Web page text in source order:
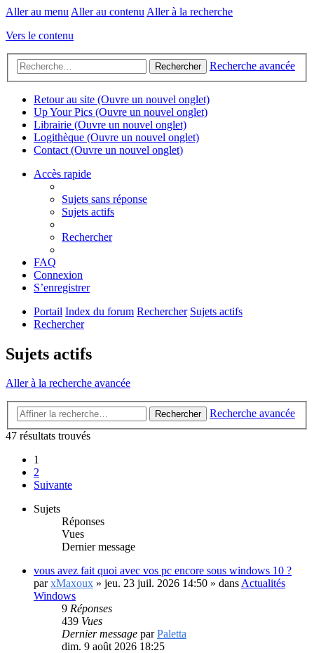
Aller au menu Aller au contenu Aller à la recherche
Vers le contenu
Rechercher Recherche avancée
Retour au site (Ouvre un nouvel onglet)
Up Your Pics (Ouvre un nouvel onglet)
Librairie (Ouvre un nouvel onglet)
Logithèque (Ouvre un nouvel onglet)
Contact (Ouvre un nouvel onglet)
Accès rapide
Sujets sans réponse
Sujets actifs
Rechercher
FAQ
Connexion
S’enregistrer
Portail Index du forum Rechercher Sujets actifs
Rechercher
Sujets actifs
Aller à la recherche avancée
Rechercher
Recherche avancée
47 résultats trouvés
1
2
Suivante
Sujets
Réponses
Vues
Dernier message
vous avez fait quoi avec vos pc encore sous windows 10 ?
parxMaxoux » jeu. 23 juil. 2026 14:50 » dans Actualités
Windows
9 Réponses
439 Vues
Dernier message parPaletta
dim. 9 août 2026 18:25